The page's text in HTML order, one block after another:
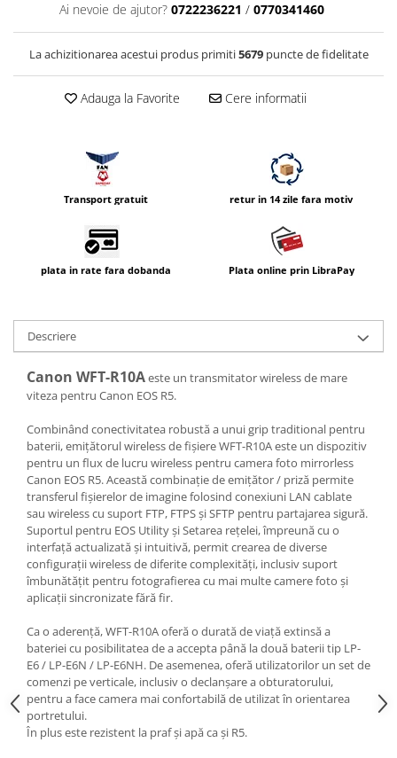
Ai nevoie de ajutor? 0722236221 / 0770341460
La achizitionarea acestui produs primiti5679puncte de fidelitate
Adauga la Favorite Cere informatii
Transport gratuit retur in 14 zile fara motiv
plata in rate fara dobanda Plata online prin LibraPay
Descriere
Canon WFT-R10Aeste un transmitator wireless de mare
viteza pentru Canon EOS R5.
Combinând conectivitatea robustă a unui grip traditional pentru
baterii, emițătorul wireless de fișiere WFT-R10A este un dispozitiv
pentru un flux de lucru wireless pentru camera foto mirrorless
Canon EOS R5. Această combinație de emițător / priză permite
transferul fișierelor de imagine folosind conexiuni LAN cablate
sau wireless cu suport FTP, FTPS și SFTP pentru partajarea sigură.
Suportul pentru EOS Utility și Setarea rețelei, împreună cu o
interfață actualizată și intuitivă, permit crearea de diverse
configurații wireless de diferite complexități, inclusiv suport
îmbunătățit pentru fotografierea cu mai multe camere foto și
aplicații sincronizate fără fir.
Ca o aderență, WFT-R10A oferă o durată de viață extinsă a
bateriei cu posibilitatea de a accepta până la două baterii tip LP-
E6 / LP-E6N / LP-E6NH. De asemenea, oferă utilizatorilor un set de
comenzi pe verticale, inclusiv o declanșare a obturatorului,
pentru a face camera mai confortabilă de utilizat în orientarea
portretului.
În plus este rezistent la praf și apă ca și R5.